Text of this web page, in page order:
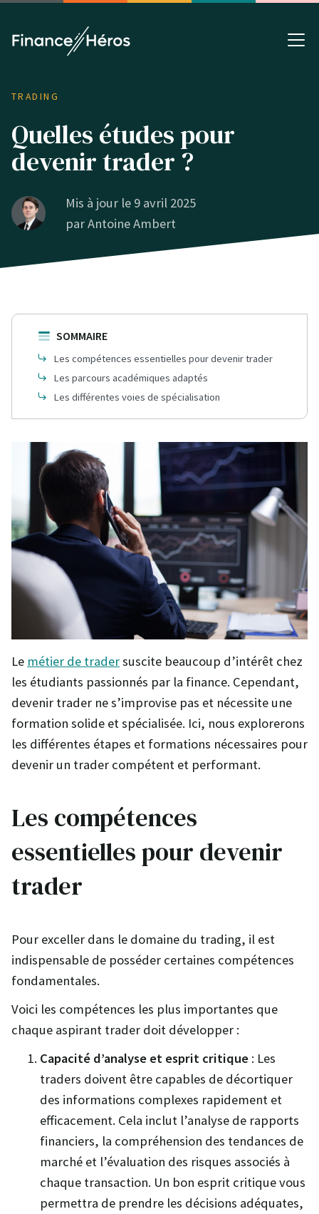
TRADING
Quelles études pour
devenir trader ?
Mis à jour le 9 avril 2025
parAntoine Ambert
SOMMAIRE
Les compétences essentielles pour devenir trader
Les parcours académiques adaptés
Les différentes voies de spécialisation
Le métier de tradersuscite beaucoup d’intérêt chez
les étudiants passionnés par la finance. Cependant,
devenir trader ne s’improvise pas et nécessite une
formation solide et spécialisée. Ici, nous explorerons
les différentes étapes et formations nécessaires pour
devenir un trader compétent et performant.
Les compétences
essentielles pour devenir
trader
Pour exceller dans le domaine du trading, il est
indispensable de posséder certaines compétences
fondamentales.
Voici les compétences les plus importantes que
chaque aspirant trader doit développer :
Capacité d’analyse et esprit critique : Les
traders doivent être capables de décortiquer
des informations complexes rapidement et
efficacement. Cela inclut l’analyse de rapports
financiers, la compréhension des tendances de
marché et l’évaluation des risques associés à
chaque transaction. Un bon esprit critique vous
permettra de prendre les décisions adéquates,